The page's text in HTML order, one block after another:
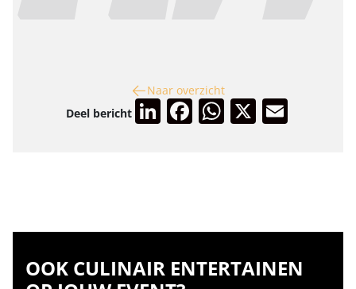
Naar overzicht
Deel bericht
LinkedIn
Facebook
WhatsApp
X Email
OOK CULINAIR ENTERTAINEN